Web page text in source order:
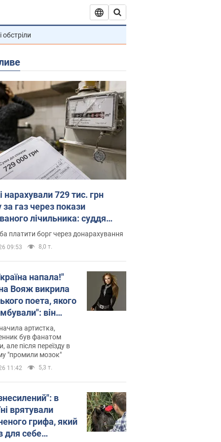
обстріли
нарахували 729 тис. грн
за газ через покази
лічильника: суддя
неочікуване рішення
платити борг через донарахування
09:53 8,0 т.
напала!"
Вояж викрила
поета, якого
він
російської не
тепер хоче
українців
артистка,
був фанатом
але після переїзду в
"промили мозок"
11:42 5,3 т.
в
врятували
грифа, який
для себе